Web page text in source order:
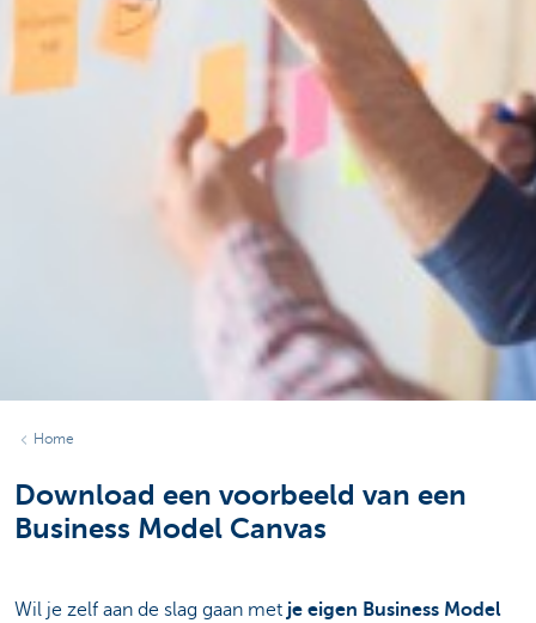
Home
Download een voorbeeld van een
Business Model Canvas
Wil je zelf aan de slag gaan met je eigen Business Model